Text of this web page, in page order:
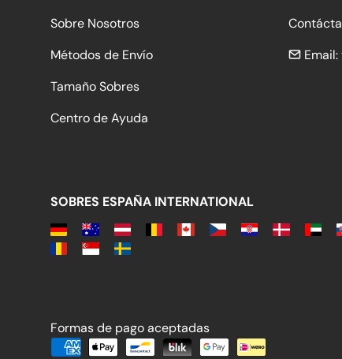
Sobre Nosotros
Métodos de Envío
Tamaño Sobres
Centro de Ayuda
Email:
SOBRES ESPAÑA INTERNATIONAL
Formas de pago aceptadas
Formas de pago aceptadas